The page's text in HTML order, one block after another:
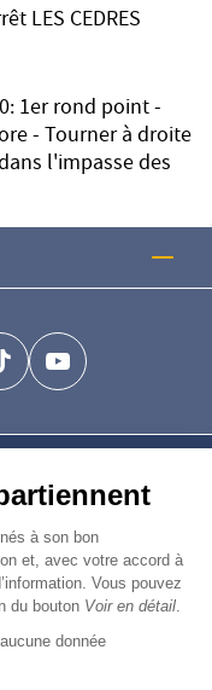
à son bon
et, avec votre accord à
Vous pouvez
du bouton Voir en détail
donnée
LES CEDRES
1er rond point -
- Tourner à droite
l'impasse des
brandsbrands
youtube